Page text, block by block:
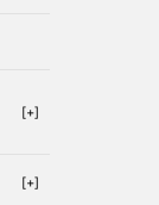
[+]
[+]